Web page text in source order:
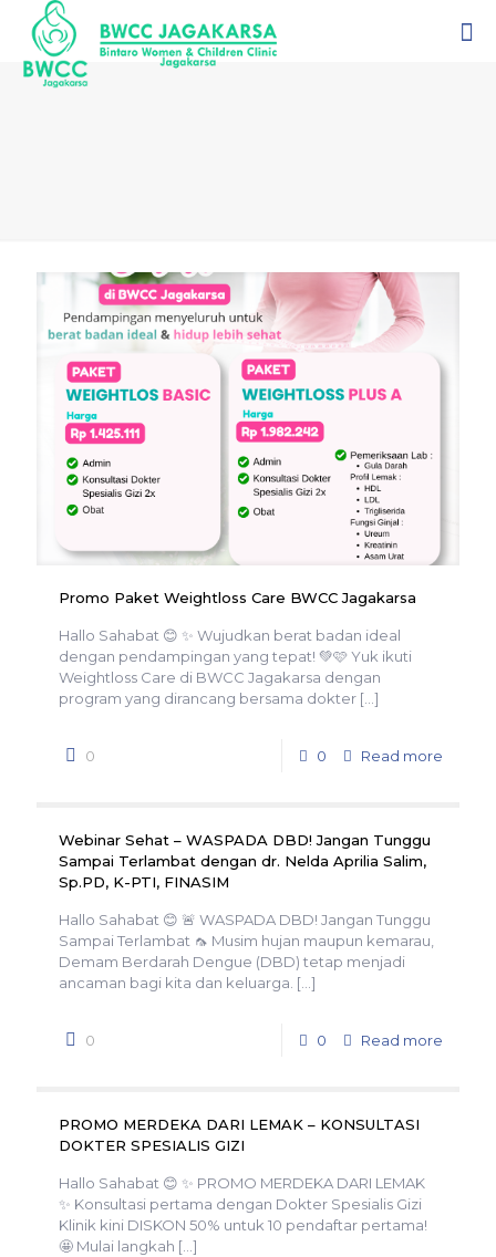
Promo Paket Weightloss Care BWCC Jagakarsa
Hallo Sahabat 😊 ✨ Wujudkan berat badan ideal
dengan pendampingan yang tepat! 💚🩷 Yuk ikuti
Weightloss Care di BWCC Jagakarsa dengan
program yang dirancang bersama dokter […]
0 0 Read more
Webinar Sehat – WASPADA DBD! Jangan Tunggu
Sampai Terlambat dengan dr. Nelda Aprilia Salim,
Sp.PD, K-PTI, FINASIM
Hallo Sahabat 😊 🚨 WASPADA DBD! Jangan Tunggu
Sampai Terlambat 🦟 Musim hujan maupun kemarau,
Demam Berdarah Dengue (DBD) tetap menjadi
ancaman bagi kita dan keluarga. […]
0 0 Read more
PROMO MERDEKA DARI LEMAK – KONSULTASI
DOKTER SPESIALIS GIZI
Hallo Sahabat 😊 ✨ PROMO MERDEKA DARI LEMAK
✨ Konsultasi pertama dengan Dokter Spesialis Gizi
Klinik kini DISKON 50% untuk 10 pendaftar pertama!
🤩 Mulai langkah […]